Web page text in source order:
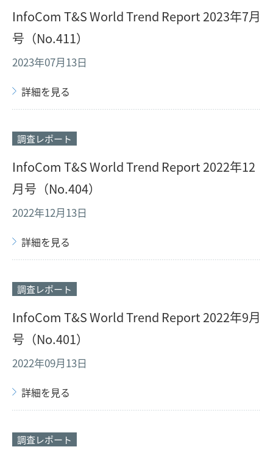
InfoCom T&S World Trend Report 2023年7月
号（No.411）
2023年07月13日
詳細を見る
調査レポート
InfoCom T&S World Trend Report 2022年12
月号（No.404）
2022年12月13日
詳細を見る
調査レポート
InfoCom T&S World Trend Report 2022年9月
号（No.401）
2022年09月13日
詳細を見る
調査レポート